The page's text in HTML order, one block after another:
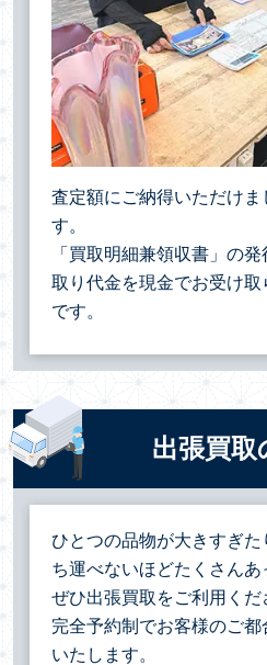
査定額にご納得いただけま
す。
「買取明細兼領収書」の
取り代金を現金でお受け
です。
出張買取
ひとつの品物が大きすぎ
ち運べないほどたくさん
ぜひ出張買取をご利用くだ
完全予約制でお客様のご
いたします。